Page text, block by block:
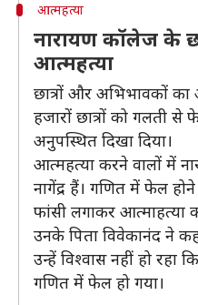
आत्महत्या
नारायण कॉलेज के
आत्महत्या
छात्रों और अभिभावकों का
हजारों छात्रों को गलती से
अनुपस्थित दिखा दिया।
आत्महत्या करने वालों में
नागेंद्र हैं। गणित में फेल
फांसी लगाकर आत्माहत्या
उनके पिता विवेकानंद ने
उन्हें विश्वास नहीं हो रहा
गणित में फेल हो गया।